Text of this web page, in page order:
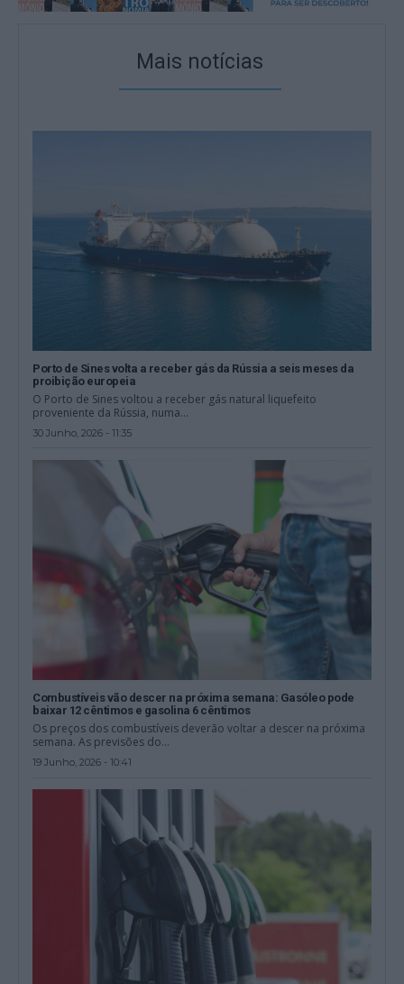
Mais notícias
Porto de Sines volta a receber gás da Rússia a seis meses da
proibição europeia
O Porto de Sines voltou a receber gás natural liquefeito
proveniente da Rússia, numa...
30 Junho, 2026 - 11:35
Combustíveis vão descer na próxima semana: Gasóleo pode
baixar 12 cêntimos e gasolina 6 cêntimos
Os preços dos combustíveis deverão voltar a descer na próxima
semana. As previsões do...
19 Junho, 2026 - 10:41